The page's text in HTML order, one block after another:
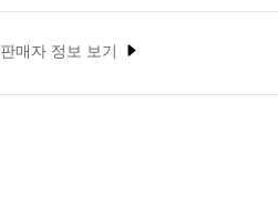
판매자 정보 보기